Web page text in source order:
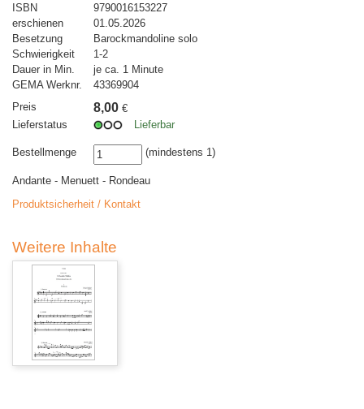
ISBN
9790016153227
erschienen
01.05.2026
Besetzung
Barockmandoline solo
Schwierigkeit
1-2
Dauer in Min.
je ca. 1 Minute
GEMA Werknr.
43369904
Preis
8,00 €
Lieferstatus
Lieferbar
Bestellmenge (mindestens 1)
Andante - Menuett - Rondeau
Produktsicherheit / Kontakt
Weitere Inhalte